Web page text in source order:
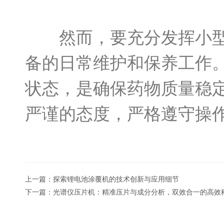
然而，要充分发挥小型
备的日常维护和保养工作
状态，是确保药物质量稳
严谨的态度，严格遵守操
上一篇： 探索锂电池涂覆机的技术创新与应用细节
下一篇： 光谱仪压片机：精准压片与成分分析，双效合一的高效